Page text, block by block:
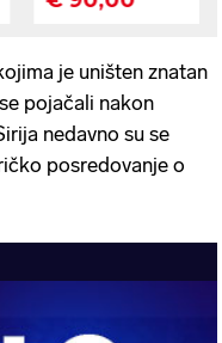
je uništen znatan
pojačali nakon
nedavno su se
posredovanje o